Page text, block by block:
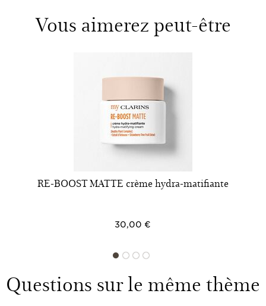
Vous aimerez peut-être
RE-BOOST MATTE crème hydra-matifiante
30,00 €
Questions sur le même thème